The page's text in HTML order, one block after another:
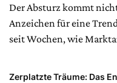
Der Absturz kommt
Anzeichen für eine
seit Wochen, wie
Zerplatzte Träume: Das